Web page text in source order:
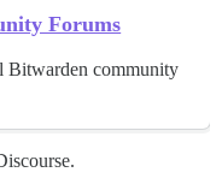
Forums
Bitwarden community